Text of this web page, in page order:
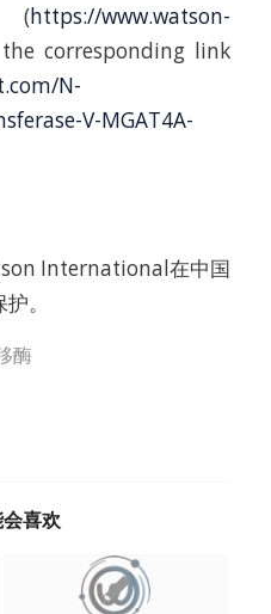
(https://www.watson-
corresponding link
N-
V-MGAT4A-
International在中国
。
酶
喜欢